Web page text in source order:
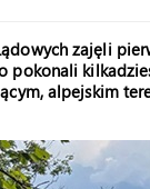
zajęli
pokonali
alpejskim